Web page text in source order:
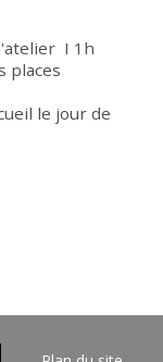
I 1h
places
le jour de